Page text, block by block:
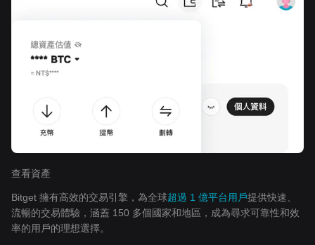
查看資產
Bitget 擁有高效的交易引擎，為全球超過 1 億平台用戶提供快速、
流暢的交易體驗，涵蓋 150 多個國家和地區，成為尋求可靠性和效
率的用戶的理想選擇。